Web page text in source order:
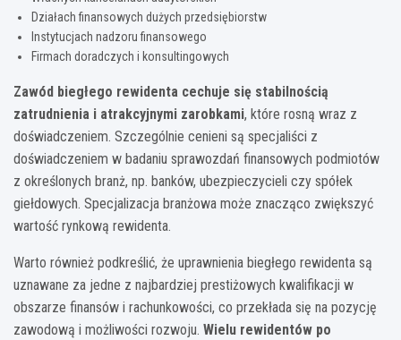
Działach finansowych dużych przedsiębiorstw
Instytucjach nadzoru finansowego
Firmach doradczych i konsultingowych
Zawód biegłego rewidenta cechuje się stabilnością
zatrudnienia i atrakcyjnymi zarobkami, które rosną wraz z
doświadczeniem. Szczególnie cenieni są specjaliści z
doświadczeniem w badaniu sprawozdań finansowych podmiotów
z określonych branż, np. banków, ubezpieczycieli czy spółek
giełdowych. Specjalizacja branżowa może znacząco zwiększyć
wartość rynkową rewidenta.
Warto również podkreślić, że uprawnienia biegłego rewidenta są
uznawane za jedne z najbardziej prestiżowych kwalifikacji w
obszarze finansów i rachunkowości, co przekłada się na pozycję
zawodową i możliwości rozwoju. Wielu rewidentów po